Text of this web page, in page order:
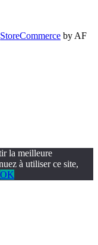
StoreCommerce by AF
la meilleure
à utiliser ce site,
OK